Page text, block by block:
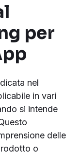
per
nel
in vari
si intende
delle
o